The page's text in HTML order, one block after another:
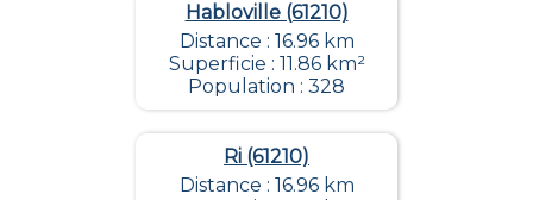
Habloville (61210)
Distance : 16.96 km
Superficie : 11.86 km²
Population : 328
Ri (61210)
Distance : 16.96 km